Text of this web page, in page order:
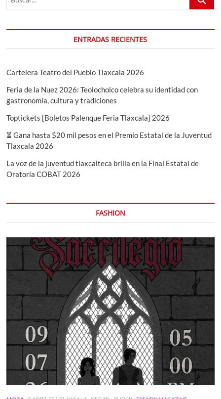
ENTRADAS RECIENTES
Cartelera Teatro del Pueblo Tlaxcala 2026
Feria de la Nuez 2026: Teolocholco celebra su identidad con
gastronomía, cultura y tradiciones
Toptickets [Boletos Palenque Feria Tlaxcala] 2026
⏳ Gana hasta $20 mil pesos en el Premio Estatal de la Juventud
Tlaxcala 2026
La voz de la juventud tlaxcalteca brilla en la Final Estatal de
Oratoria COBAT 2026
FASHION